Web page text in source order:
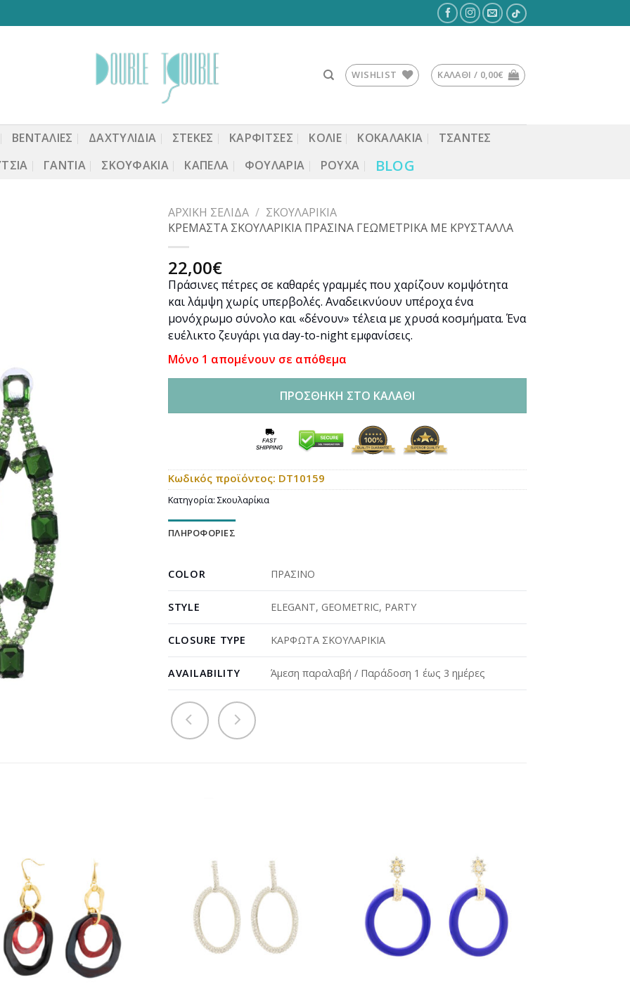
WISHLIST ΚΑΛΆΘΙ / 0,00€
ΒΕΝΤΆΛΙΕΣ ΔΑΧΤΥΛΙΔΙΑ ΣΤΈΚΕΣ ΚΑΡΦΙΤΣΕΣ ΚΟΛΙΕ ΚΟΚΑΛΆΚΙΑ
ΤΣΆΝΤΕΣ
ΓΆΝΤΙΑ ΣΚΟΥΦΆΚΙΑ ΚΑΠΈΛΑ ΦΟΥΛΆΡΙΑ ΡΟΎΧΑ BLOG
ΑΡΧΙΚΉ ΣΕΛΊΔΑ / ΣΚΟΥΛΑΡΊΚΙΑ
ΚΡΕΜΑΣΤΑ ΣΚΟΥΛΑΡΙΚΙΑ ΠΡΑΣΙΝΑ ΓΕΩΜΕΤΡΙΚΑ ΜΕ ΚΡΥΣΤΑΛΛΑ
22,00€
Πράσινες πέτρες σε καθαρές γραμμές που χαρίζουν κομψότητα
και λάμψη χωρίς υπερβολές. Αναδεικνύουν υπέροχα ένα
μονόχρωμο σύνολο και «δένουν» τέλεια με χρυσά κοσμήματα. Ένα
ευέλικτο ζευγάρι για day-to-night εμφανίσεις.
Μόνο 1 απομένουν σε απόθεμα
ΠΡΟΣΘΉΚΗ ΣΤΟ ΚΑΛΆΘΙ
Κωδικός προϊόντος: DT10159
Κατηγορία: Σκουλαρίκια
ΠΛΗΡΟΦΟΡΊΕΣ
COLOR ΠΡΑΣΙΝΟ
STYLE ELEGANT, GEOMETRIC, PARTY
CLOSURE TYPE ΚΑΡΦΩΤΑ ΣΚΟΥΛΑΡΙΚΙΑ
AVAILABILITY Άμεση παραλαβή / Παράδοση 1 έως 3 ημέρες
Προσθήκη
Προσθήκη
στη
wishlist